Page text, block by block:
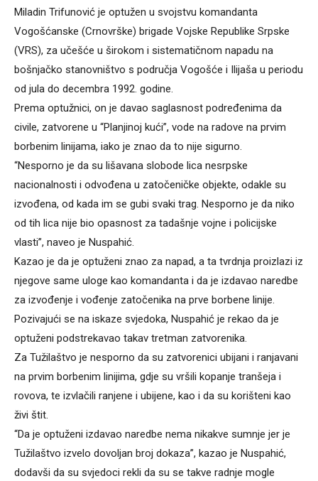
Miladin Trifunović je optužen u svojstvu komandanta
Vogošćanske (Crnovrške) brigade Vojske Republike Srpske
(VRS), za učešće u širokom i sistematičnom napadu na
bošnjačko stanovništvo s područja Vogošće i Ilijaša u periodu
od jula do decembra 1992. godine.
Prema optužnici, on je davao saglasnost podređenima da
civile, zatvorene u “Planjinoj kući”, vode na radove na prvim
borbenim linijama, iako je znao da to nije sigurno.
“Nesporno je da su lišavana slobode lica nesrpske
nacionalnosti i odvođena u zatočeničke objekte, odakle su
izvođena, od kada im se gubi svaki trag. Nesporno je da niko
od tih lica nije bio opasnost za tadašnje vojne i policijske
vlasti”, naveo je Nuspahić.
Kazao je da je optuženi znao za napad, a ta tvrdnja proizlazi iz
njegove same uloge kao komandanta i da je izdavao naredbe
za izvođenje i vođenje zatočenika na prve borbene linije.
Pozivajući se na iskaze svjedoka, Nuspahić je rekao da je
optuženi podstrekavao takav tretman zatvorenika.
Za Tužilaštvo je nesporno da su zatvorenici ubijani i ranjavani
na prvim borbenim linijima, gdje su vršili kopanje tranšeja i
rovova, te izvlačili ranjene i ubijene, kao i da su korišteni kao
živi štit.
“Da je optuženi izdavao naredbe nema nikakve sumnje jer je
Tužilaštvo izvelo dovoljan broj dokaza”, kazao je Nuspahić,
dodavši da su svjedoci rekli da su se takve radnje mogle